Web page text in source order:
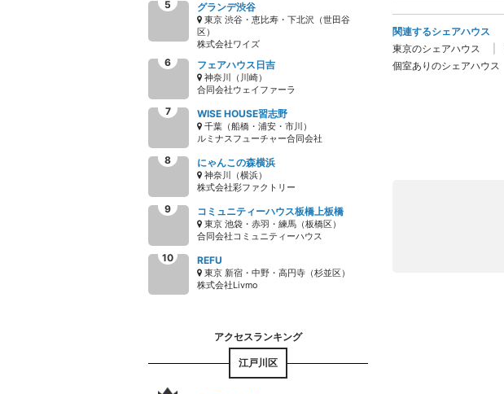
グランデ渋谷
東京 渋谷・恵比寿・下北沢（世田谷
区）
株式会社ワイズ
フェアハウス日吉
神奈川（川崎）
合同会社ウェイファーラ
WISE HOUSE習志野
千葉（船橋・浦安・市川）
ルミナスフューチャー合同会社
にゃんこの森横浜
神奈川（横浜）
株式会社彩ファクトリー
コミュニティーハウス板橋上板橋
東京 池袋・赤羽・練馬（板橋区）
合同会社コミュニティーハウス
REFU
東京 新宿・中野・高円寺（杉並区）
株式会社Livmo
江戸川区
関連するシェアハウス
東京のシェアハウス
個室ありのシェアハウス